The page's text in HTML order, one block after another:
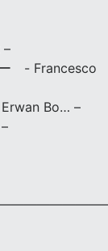
–
ー - Francesco
Bo… –